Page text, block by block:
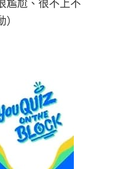
尷尬、很不上不